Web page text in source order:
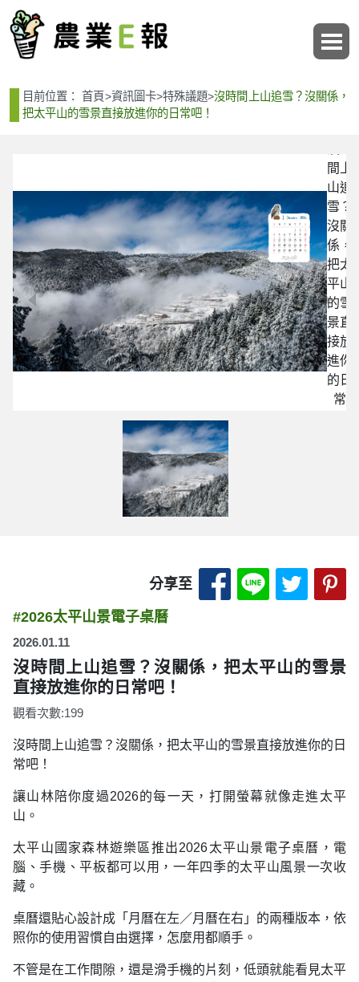
目前位置：首頁>資訊圖卡>特殊議題>沒時間上山追雪？沒關係，
把太平山的雪景直接放進你的日常吧！
間上
山追
雪？
沒關
係，
把太
平山
的雪
景直
接放
進你
的日
常
分享至 分享至 Facebook-
分享至分享
#2026太平山景電子桌曆
2026.01.11
沒時間上山追雪？沒關係，把太平山的雪景
直接放進你的日常吧！
觀看次數:199
沒時間上山追雪？沒關係，把太平山的雪景直接放進你的日
常吧！
讓山林陪你度過2026的每一天，打開螢幕就像走進太平
山。
太平山國家森林遊樂區推出2026太平山景電子桌曆，電
腦、手機、平板都可以用，一年四季的太平山風景一次收
藏。
桌曆還貼心設計成「月曆在左／月曆在右」的兩種版本，依
照你的使用習慣自由選擇，怎麼用都順手。
不管是在工作間隙，還是滑手機的片刻，低頭就能看見太平